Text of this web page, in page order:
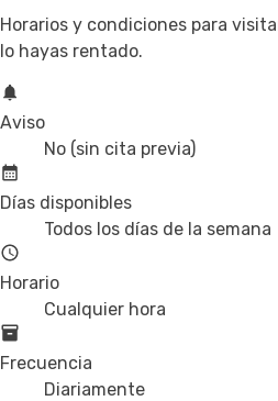
Horarios y condiciones para
lo hayas rentado.
Aviso
No (sin cita previa)
Días disponibles
Todos los días de la semana
Horario
Cualquier hora
Frecuencia
Diariamente